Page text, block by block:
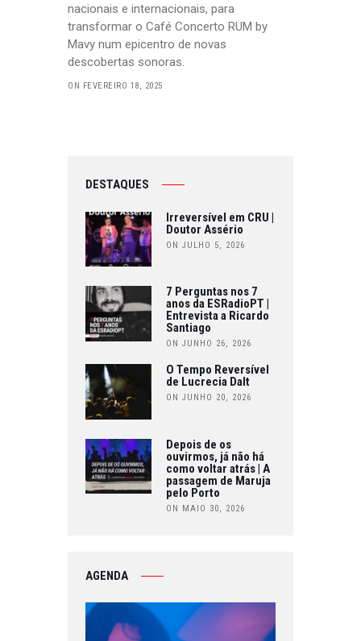
nacionais e internacionais, para
transformar o Café Concerto RUM by
Mavy num epicentro de novas
descobertas sonoras.
ON FEVEREIRO 18, 2025
DESTAQUES
Irreversível em CRU |
Doutor Assério
ON JULHO 5, 2026
7 Perguntas nos 7
anos da ESRadioPT |
Entrevista a Ricardo
Santiago
ON JUNHO 26, 2026
O Tempo Reversível
de Lucrecia Dalt
ON JUNHO 20, 2026
Depois de os
ouvirmos, já não há
como voltar atrás | A
passagem de Maruja
pelo Porto
ON MAIO 30, 2026
AGENDA